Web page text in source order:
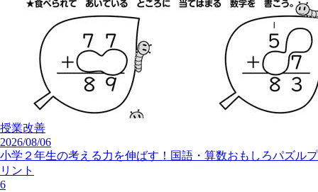
授業改善
2026/08/06
小学２年生の考える力を伸ばす！国語・算数おもしろパズルプ
リント
6